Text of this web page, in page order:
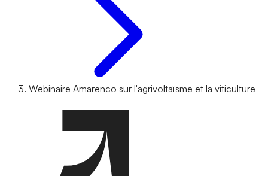
Webinaire Amarenco sur l'agrivoltaïsme et la viticulture